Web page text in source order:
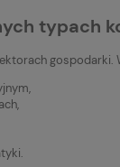
typach
gospodarki.